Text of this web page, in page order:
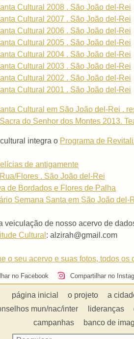
Cultural 2008 . São João del-Rei
Cultural 2007 . São João del-Rei
Cultural 2006 . São João del-Rei
Cultural 2005 . São João del-Rei
Cultural 2004 . São João del-Rei
Cultural 2003 . São João del-Rei
Cultural 2002 . São João del-Rei
Cultural 2001 . São João del-Rei
Cultural em São João del-Rei .
do Senhor dos Montes 2013.
integra o Programa de
de antigamente
Flores . São João del-Rei
de Bordados e Flores de Palha
Semana Santa em São João del-
veiculação de nosso acervo de
Cultural : alzirah@gmail.com
o seu acervo e suas fotos, todos
no Facebook Compartilhar no
página inicial o projeto a
mun/nac/inter
lideranças
campanhas
banco de